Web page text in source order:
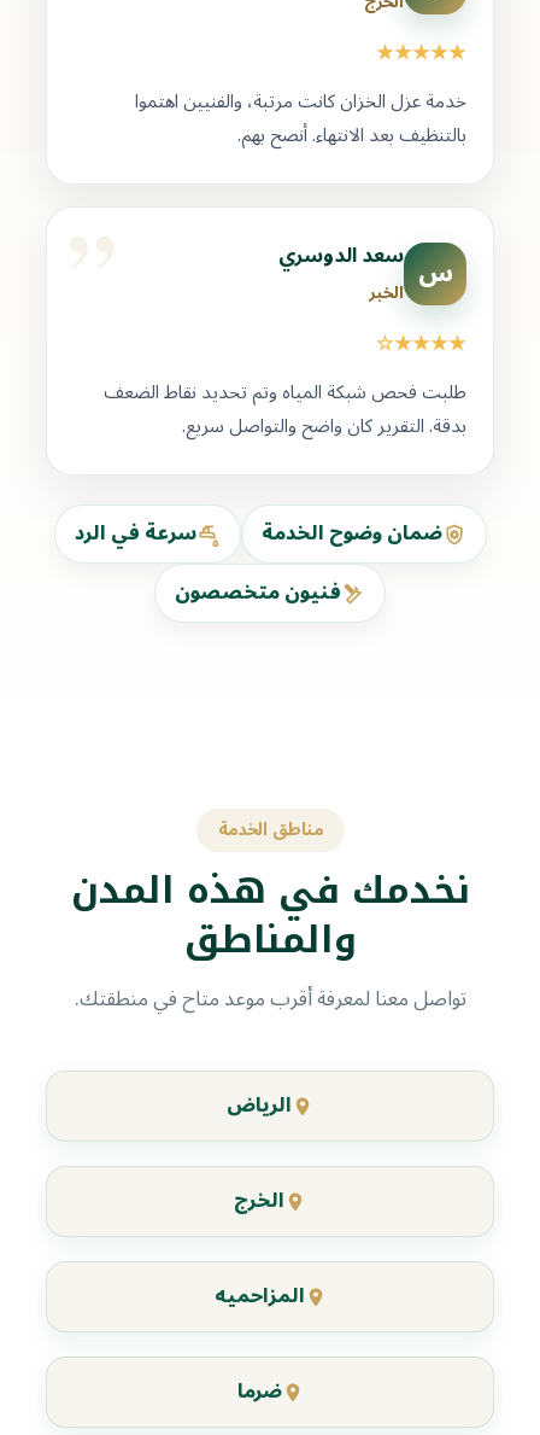
★★★★★
خدمة عزل الخزان كانت مرتبة، والفنيين اهتموا
بالتنظيف بعد الانتهاء. أنصح بهم.
س سعد الدوسري
الخبر
★★★★☆
طلبت فحص شبكة المياه وتم تحديد نقاط الضعف
بدقة. التقرير كان واضح والتواصل سريع.
ضمان وضوح الخدمة
سرعة في الرد
فنيون متخصصون
مناطق الخدمة
نخدمك في هذه المدن
والمناطق
تواصل معنا لمعرفة أقرب موعد متاح في منطقتك.
الرياض
الخرج
المزاحميه
ضرما